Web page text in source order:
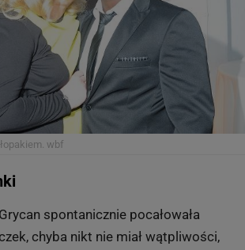
wbf
spontanicznie pocałowała
chyba nikt nie miał wątpliwości,